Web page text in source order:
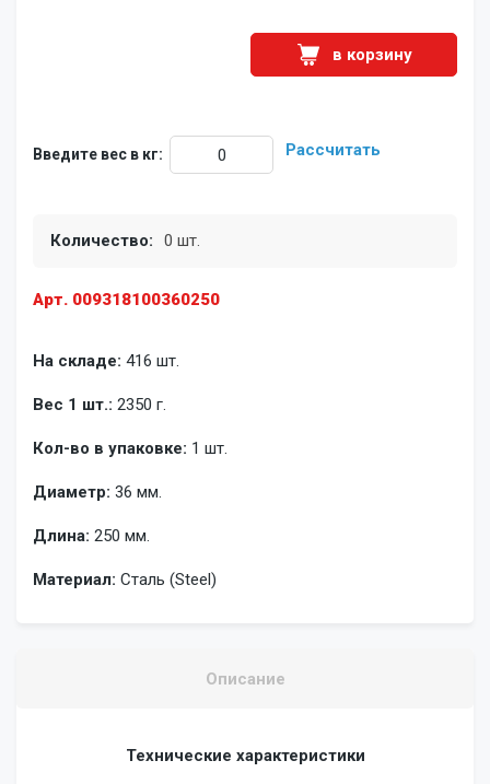
Арт. 009318100360250
На складе: 416 шт.
Вес 1 шт.: 2350 г.
Кол-во в упаковке: 1 шт.
Диаметр: 36 мм.
Длина: 250 мм.
Материал: Сталь (Steel)
в корзину
Введите вес в кг: Рассчитать
Количество: 0 шт.
Описание
Технические характеристики